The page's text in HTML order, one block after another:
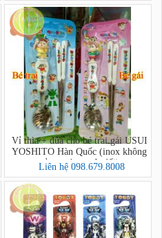
Vỉ thìa + đũa cho bé trai gái USUI
YOSHITO Hàn Quốc (inox không
gỉ,an toàn tuyệt đối)
Liên hệ 098.679.8008